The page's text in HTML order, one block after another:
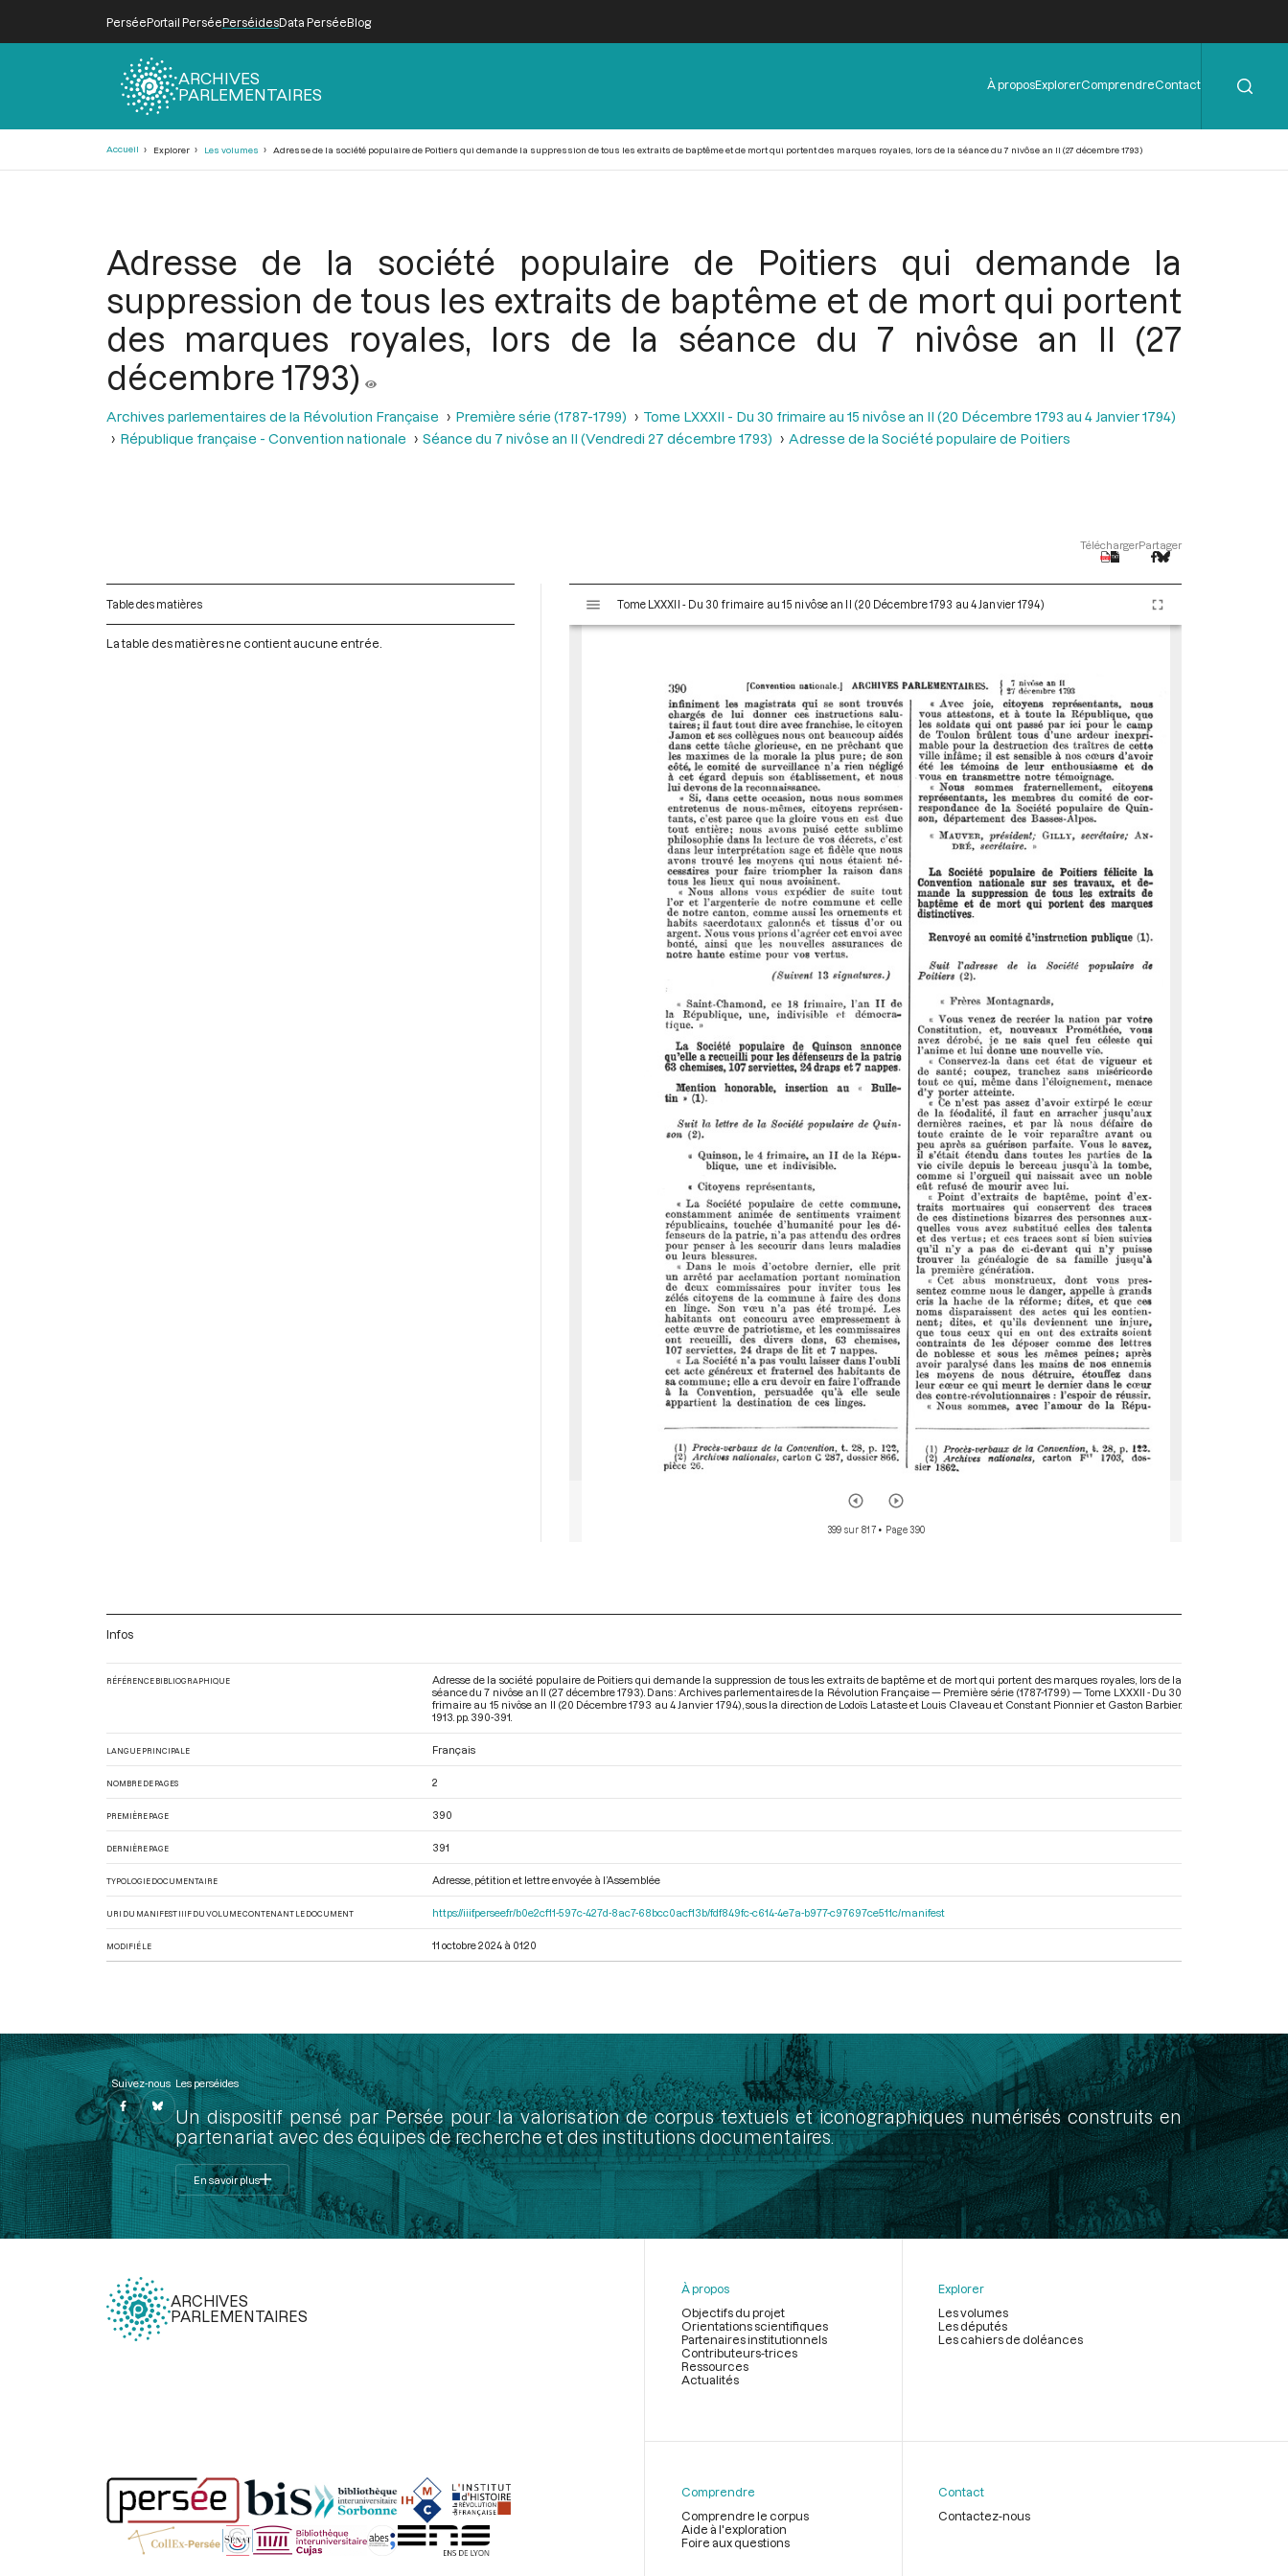
PerséePortail PerséePerséidesData PerséeBlog
ARCHIVES
PARLEMENTAIRES
Menu
de
À proposExplorerComprendreContact
Accueil Explorer Les volumes Adresse de la société populaire de Poitiers qui demande la suppression de tous les extraits de baptême et de mort qui portent des marques royales, lors de la séance du 7 nivôse an II (27 décembre 1793)
Adresse de la société populaire de Poitiers qui demande la
suppression de tous les extraits de baptême et de mort qui portent
des marques royales, lors de la séance du 7 nivôse an II (27
décembre 1793)
Archives parlementaires de la Révolution Française Première série (1787-1799)
Tome LXXXII - Du 30 frimaire au 15 nivôse an II (20 Décembre 1793 au 4 Janvier 1794)
République française - Convention nationale
Séance du 7 nivôse an II (Vendredi 27 décembre 1793) Adresse de la Société populaire de Poitiers
TéléchargerPartager
Table des matières
La table des matières ne contient aucune entrée.
s
Tome LXXXII - Du 30 frimaire au 15 nivôse an II (20 Décembre 1793 au 4 Janvier 1794)
399 sur 817• Page 390
Infos
RÉFÉRENCE BIBLIOGRAPHIQUE
Adresse de la société populaire de Poitiers qui demande la suppression de tous les extraits de baptême et de mort qui portent des marques royales, lors de la
séance du 7 nivôse an II (27 décembre 1793). Dans : Archives parlementaires de la Révolution Française — Première série (1787-1799) — Tome LXXXII - Du 30
frimaire au 15 nivôse an II (20 Décembre 1793 au 4 Janvier 1794) , sous la direction de Lodoïs Lataste et Louis Claveau et Constant Pionnier et Gaston Barbier.
1913. pp. 390-391.
LANGUE PRINCIPALE Français
NOMBRE DE PAGES 2
PREMIÈRE PAGE 390
DERNIÈRE PAGE 391
TYPOLOGIE DOCUMENTAIRE Adresse, pétition et lettre envoyée à l’Assemblée
URI DU MANIFEST IIIF DU VOLUME CONTENANT LE DOCUMENT https://iiif.persee.fr/b0e2cf11-597c-427d-8ac7-68bcc0acf13b/fdf849fc-c614-4e7a-b977-c97697ce511c/manifest
MODIFIÉ LE 11 octobre 2024 à 01:20
Suivez-nous Les perséides
Un dispositif pensé par Persée pour la valorisation de corpus textuels et iconographiques numérisés construits en
partenariat avec des équipes de recherche et des institutions documentaires.
En savoir plus
ARCHIVES
PARLEMENTAIRES
page
À propos
Objectifs du projet
Orientations scientifiques
Partenaires institutionnels
Contributeurs-trices
Ressources
Actualités
Explorer
Les volumes
Les députés
Les cahiers de doléances
Comprendre
Comprendre le corpus
Aide à l'exploration
Foire aux questions
Contact
Contactez-nous